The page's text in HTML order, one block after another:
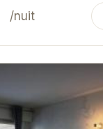
/nuit